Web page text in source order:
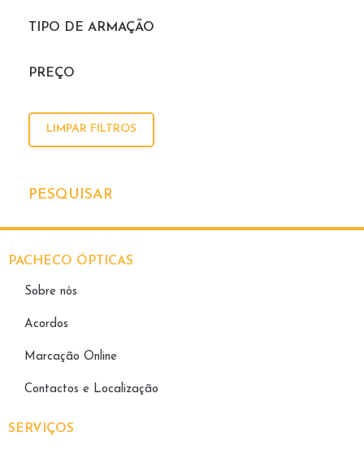
TIPO DE ARMAÇÃO
PREÇO
LIMPAR FILTROS
PESQUISAR
PACHECO ÓPTICAS
Sobre nós
Acordos
Marcação Online
Contactos e Localização
SERVIÇOS